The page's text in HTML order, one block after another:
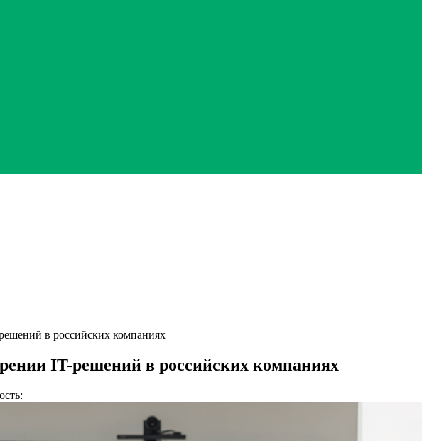
в российских компаниях
IT-решений в российских компаниях